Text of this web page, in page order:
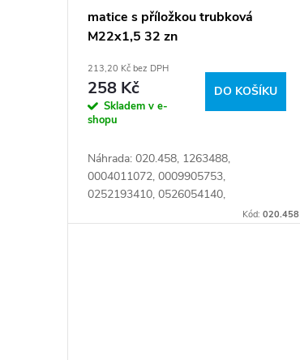
matice s příložkou trubková
M22x1,5 32 zn
213,20 Kč bez DPH
258 Kč
Skladem v e-
shopu
DO KOŠÍKU
Náhrada: 020.458, 1263488,
0004011072, 0009905753,
0252193410, 0526054140,
Kód:020.458